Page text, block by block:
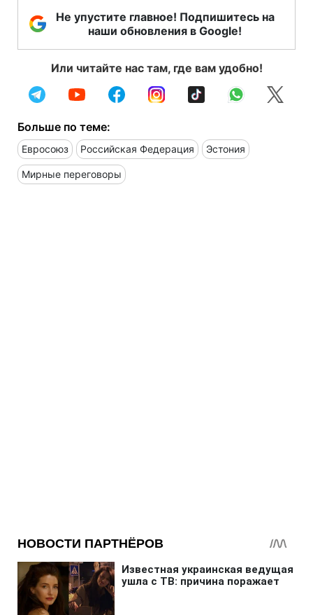
Не упустите главное! Подпишитесь на
наши обновления в Google!
Или читайте нас там, где вам удобно!
Больше по теме:
Евросоюз Российская Федерация Эстония
Мирные переговоры